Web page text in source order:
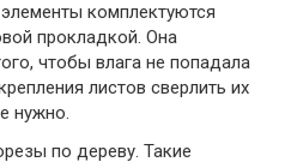
комплектуются
прокладкой. Она
чтобы влага не попадала
листов сверлить их
нужно.
по дереву. Такие